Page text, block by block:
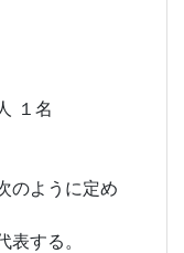
話人 １名
のように定め
する。